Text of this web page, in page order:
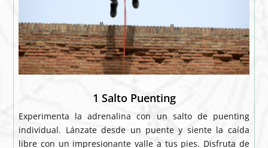
1 Salto Puenting
Experimenta la adrenalina con un salto de puenting
individual. Lánzate desde un puente y siente la caída
libre con un impresionante valle a tus pies. Disfruta de